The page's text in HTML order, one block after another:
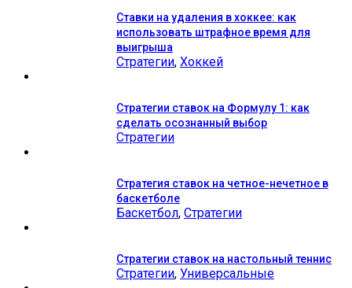
Ставки на удаления в хоккее: как
использовать штрафное время для
выигрыша
Стратегии, Хоккей
Стратегии ставок на Формулу 1: как
сделать осознанный выбор
Стратегии
Стратегия ставок на четное-нечетное в
баскетболе
Баскетбол, Стратегии
Стратегии ставок на настольный теннис
Стратегии, Универсальные